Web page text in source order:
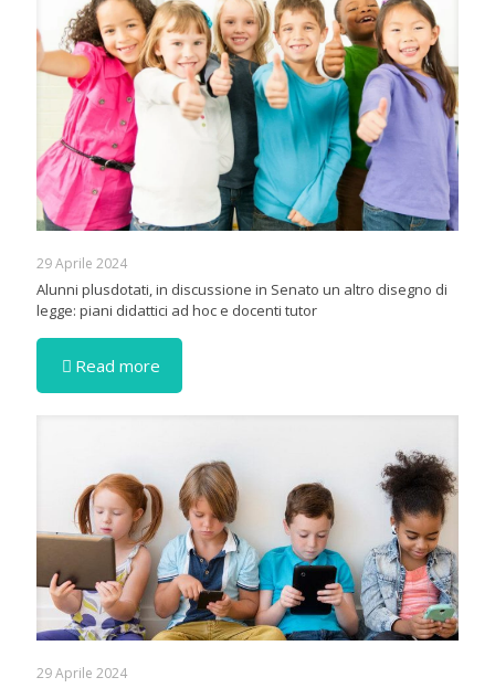
29 Aprile 2024
Alunni plusdotati, in discussione in Senato un altro disegno di
legge: piani didattici ad hoc e docenti tutor
Read more
29 Aprile 2024